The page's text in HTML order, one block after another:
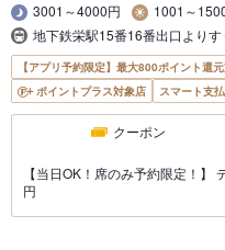
3001～4000円
1001～
地下鉄栄駅15番16番出口より
【アプリ予約限定】最大800ポイント還
ポイントプラス対象店
スマート支
クーポン
【当日OK！席のみ予約限定！】
円